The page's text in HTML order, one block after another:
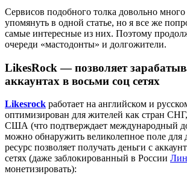
Сервисов подобного толка довольно
упомянуть в одной статье, но я все же
самые интересные из них. Поэтому
очереди «мастодонты» и долгожители.
LikesRock — позволяет
аккаунтах в восьми соц сетях
Likesrock работает на английском и
оптимизирован для жителей как стран
США (что подтверждает международный
можно обнаружить великолепное поле для
ресурс позволяет получать деньги с
сетях (даже заблокированный в России
монетизировать):